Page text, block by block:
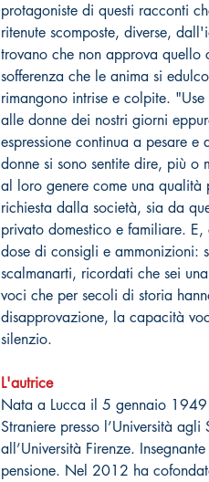
protagoniste di questi racconti
ritenute scomposte, diverse,
trovano che non approva quello
sofferenza che le anima si
rimangono intrise e colpite.
alle donne dei nostri giorni
espressione continua a pesare
donne si sono sentite dire, più o
al loro genere come una qualità
richiesta dalla società, sia da
privato domestico e familiare.
dose di consigli e ammonizioni:
scalmanarti, ricordati che sei
voci che per secoli di storia
disapprovazione, la capacità
silenzio.
L'autrice
Nata a Lucca il 5 gennaio 1949
Straniere presso l’Università
all’Università Firenze.
pensione. Nel 2012 ha